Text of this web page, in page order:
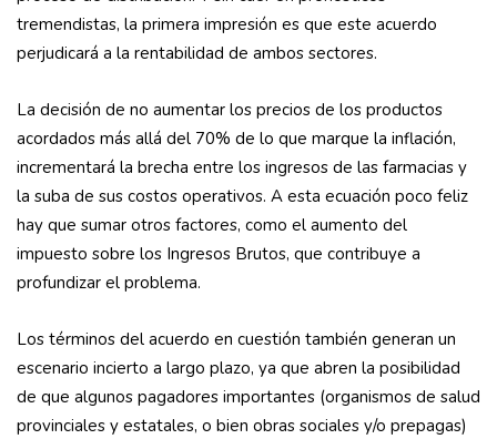
tremendistas, la primera impresión es que este acuerdo
perjudicará a la rentabilidad de ambos sectores.
La decisión de no aumentar los precios de los productos
acordados más allá del 70% de lo que marque la inflación,
incrementará la brecha entre los ingresos de las farmacias y
la suba de sus costos operativos. A esta ecuación poco feliz
hay que sumar otros factores, como el aumento del
impuesto sobre los Ingresos Brutos, que contribuye a
profundizar el problema.
Los términos del acuerdo en cuestión también generan un
escenario incierto a largo plazo, ya que abren la posibilidad
de que algunos pagadores importantes (organismos de salud
provinciales y estatales, o bien obras sociales y/o prepagas)